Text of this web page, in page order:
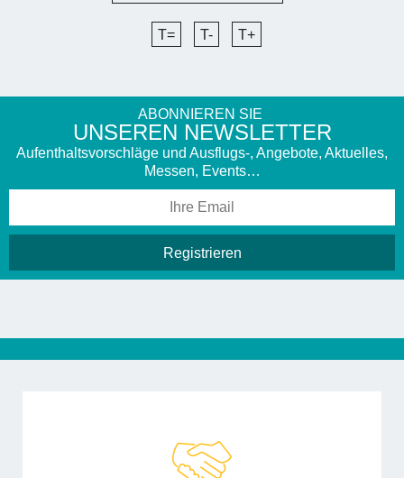
T= T- T+
ABONNIEREN SIE
UNSEREN NEWSLETTER
Aufenthaltsvorschläge und Ausflugs-, Angebote, Aktuelles,
Messen, Events…